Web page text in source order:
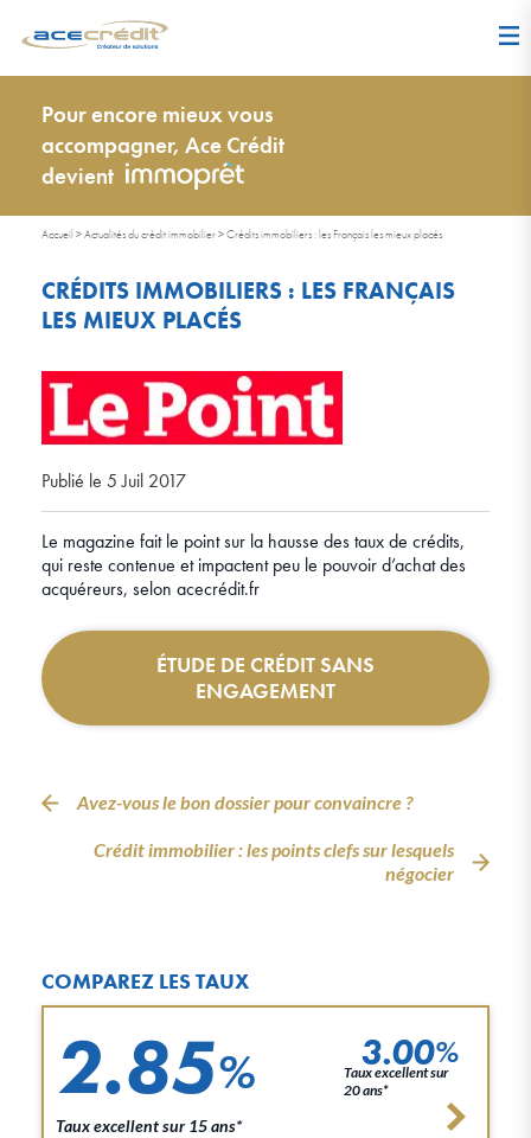
Pour encore mieux vous
accompagner, Ace Crédit
devient
Accueil >Actualités du crédit immobilier>Crédits immobiliers : les Français les mieux placés
CRÉDITS IMMOBILIERS : LES FRANÇAIS
LES MIEUX PLACÉS
Publié le 5 Juil 2017
Le magazine fait le point sur la hausse des taux de crédits,
qui reste contenue et impactent peu le pouvoir d’achat des
acquéreurs, selon acecrédit.fr
ÉTUDE DE CRÉDIT SANS
ENGAGEMENT
Avez-vous le bon dossier pour convaincre ?
Crédit immobilier : les points clefs sur lesquels
négocier
COMPAREZ LES TAUX
2.85%
Taux excellent sur 15 ans*
3.00%
Taux excellent sur
20 ans*